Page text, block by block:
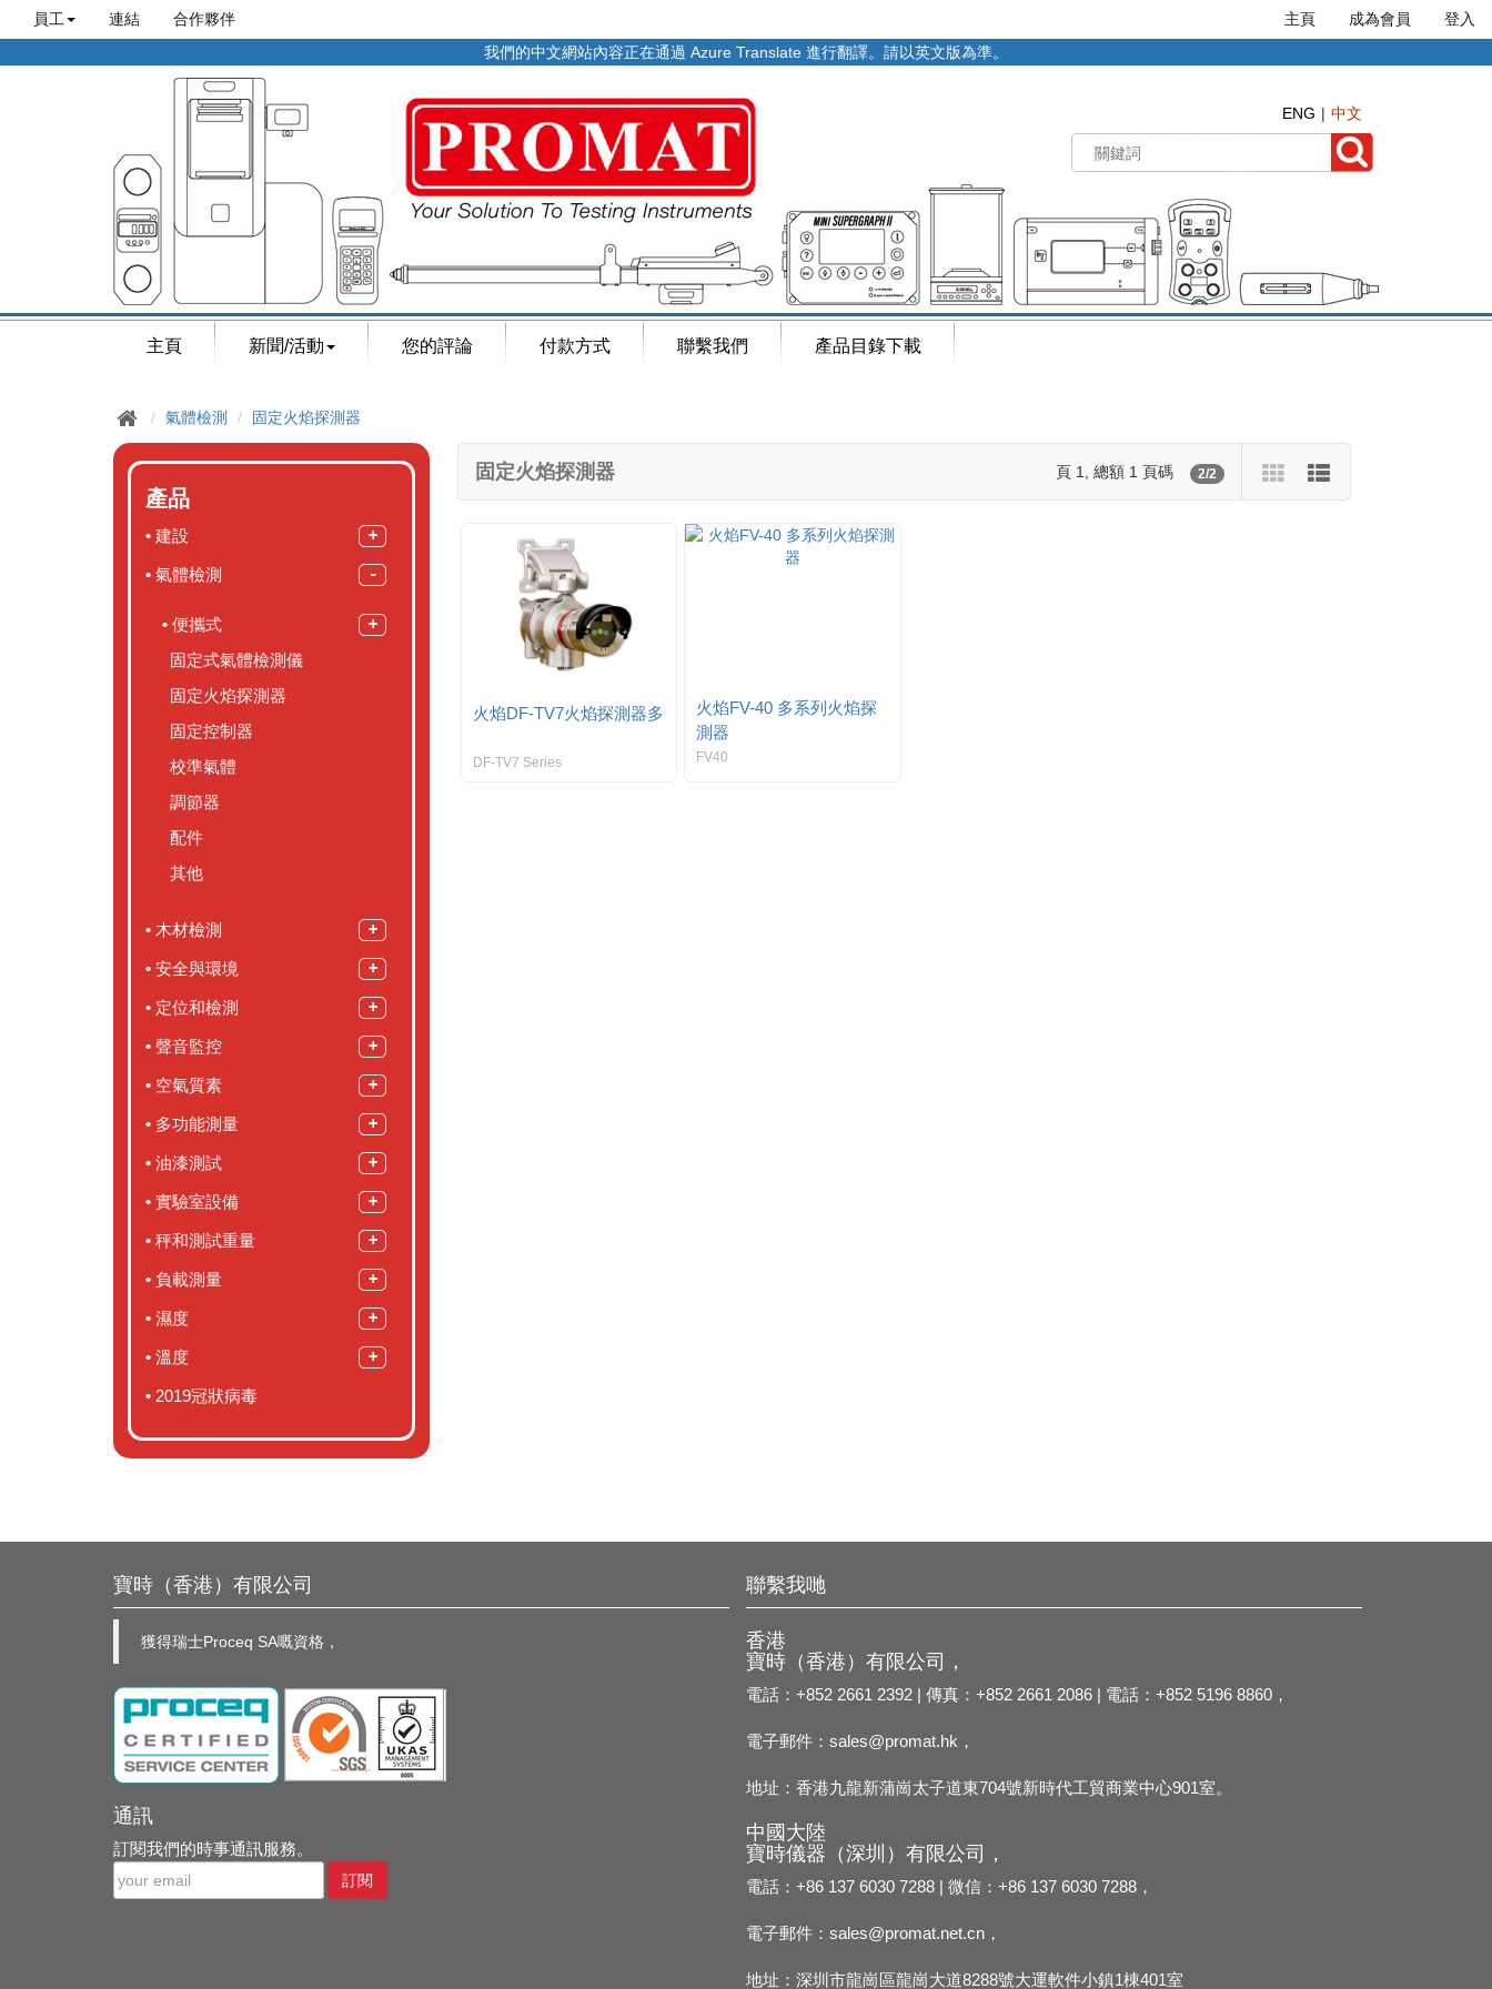
員工 連結 合作夥伴 主頁 成為會員
登入
我們的中文網站內容正在通過 Azure Translate 進行翻譯。請以英文版為準。
ENG 中文
主頁 新聞/活動 您的評論 付款方式 聯繫我們 產品目錄下載
氣體檢測 固定火焰探測器
產品
建設
氣體檢測
便攜式
固定式氣體檢測儀
固定火焰探測器
固定控制器
校準氣體
調節器
配件
其他
木材檢測
安全與環境
定位和檢測
聲音監控
空氣質素
多功能測量
油漆測試
實驗室設備
秤和測試重量
負載測量
濕度
溫度
2019冠狀病毒
固定火焰探測器 頁 1, 總額 1 頁碼 2/2
火焰DF-TV7火焰探測器多
DF-TV7 Series
火焰FV-40 多系列火焰探
測器
FV40
寶時（香港）有限公司
獲得瑞士Proceq SA嘅資格，
通訊
訂閱我們的時事通訊服務。
訂閱
聯繫我哋
香港
寶時（香港）有限公司，
電話：+852 2661 2392 | 傳真：+852 2661 2086 | 電話：+852 5196 8860，
電子郵件： sales@promat.hk，
地址：香港九龍新蒲崗太子道東704號新時代工貿商業中心901室。
中國大陸
寶時儀器（深圳）有限公司，
電話：+86 137 6030 7288 | 微信：+86 137 6030 7288，
電子郵件： sales@promat.net.cn，
地址：深圳市龍崗區龍崗大道8288號大運軟件小鎮1棟401室